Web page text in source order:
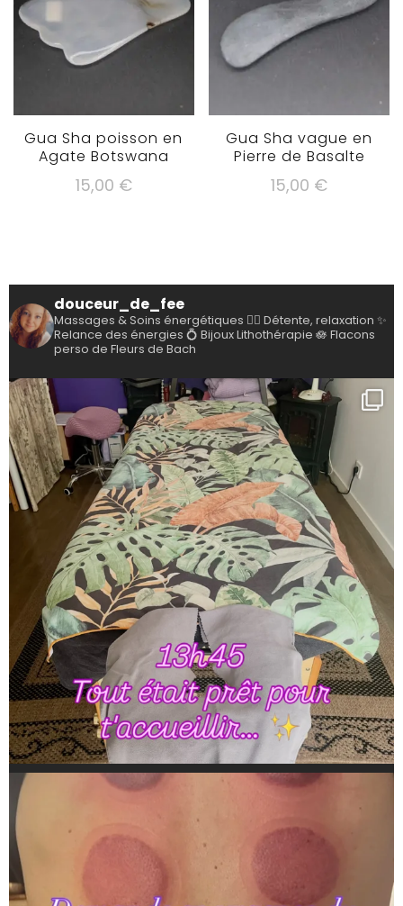
Gua Sha poisson en
Agate Botswana
15,00 €
Gua Sha vague en
Pierre de Basalte
15,00 €
douceur_de_fee
Massages & Soins énergétiques 💆‍♀️ Détente, relaxation ✨
Relance des énergies 💍 Bijoux Lithothérapie 🪷 Flacons
perso de Fleurs de Bach